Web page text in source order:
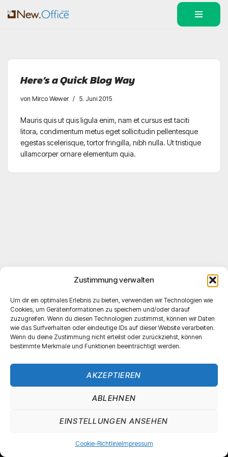
Zustimmung verwalten
Um dir ein optimales Erlebnis zu bieten, verwenden wir Technologien wie
Cookies, um Geräteinformationen zu speichern und/oder darauf
zuzugreifen. Wenn du diesen Technologien zustimmst, können wir Daten
wie das Surfverhalten oder eindeutige IDs auf dieser Website verarbeiten.
Wenn du deine Zustimmung nicht erteilst oder zurückziehst, können
bestimmte Merkmale und Funktionen beeinträchtigt werden.
AKZEPTIEREN
ABLEHNEN
EINSTELLUNGEN ANSEHEN
Cookie-RichtlinieImpressum
Here’s a Quick Blog Way
von Mirco Wewer 5. Juni 2015
Mauris quis ut quis ligula enim, nam et cursus est taciti
litora, condimentum metus eget sollicitudin pellentesque
egestas scelerisque, tortor fringilla, nibh nulla. Ut tristique
ullamcorper ornare elementum quia.
New Office 2026